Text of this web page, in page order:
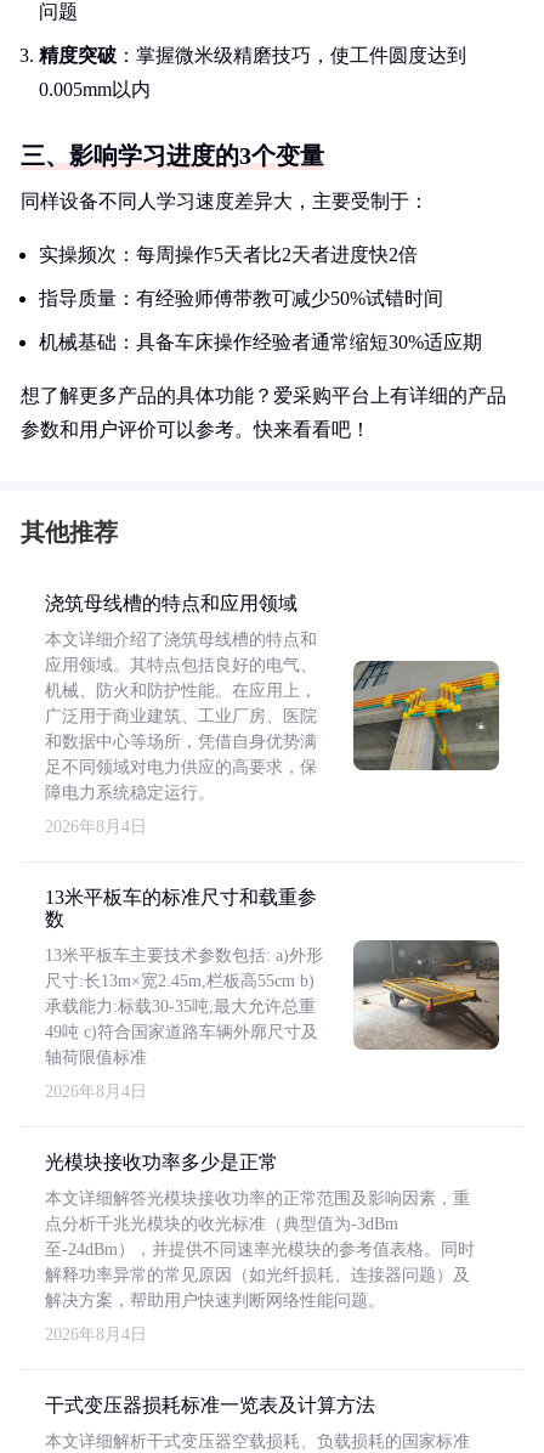
问题
精度突破 ：掌握微米级精磨技巧，使工件圆度达到
0.005mm以内
三、影响学习进度的3个变量
同样设备不同人学习速度差异大，主要受制于：
实操频次：每周操作5天者比2天者进度快2倍
指导质量：有经验师傅带教可减少50%试错时间
机械基础：具备车床操作经验者通常缩短30%适应期
想了解更多产品的具体功能？爱采购平台上有详细的产品
参数和用户评价可以参考。快来看看吧！
其他推荐
浇筑母线槽的特点和应用领域
本文详细介绍了浇筑母线槽的特点和
应用领域。其特点包括良好的电气、
机械、防火和防护性能。在应用上，
广泛用于商业建筑、工业厂房、医院
和数据中心等场所，凭借自身优势满
足不同领域对电力供应的高要求，保
障电力系统稳定运行。
2026年8月4日
13米平板车的标准尺寸和载重参
数
13米平板车主要技术参数包括: a)外形
尺寸:长13m×宽2.45m,栏板高55cm b)
承载能力:标载30-35吨,最大允许总重
49吨 c)符合国家道路车辆外廓尺寸及
轴荷限值标准
2026年8月4日
光模块接收功率多少是正常
本文详细解答光模块接收功率的正常范围及影响因素，重
点分析千兆光模块的收光标准（典型值为-3dBm
至-24dBm），并提供不同速率光模块的参考值表格。同时
解释功率异常的常见原因（如光纤损耗、连接器问题）及
解决方案，帮助用户快速判断网络性能问题。
2026年8月4日
干式变压器损耗标准一览表及计算方法
本文详细解析干式变压器空载损耗、负载损耗的国家标准